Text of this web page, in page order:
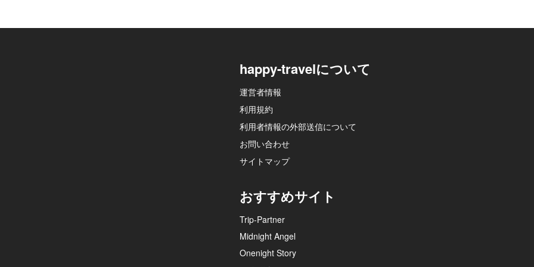
happy-travelについて
運営者情報
利用規約
利用者情報の外部送信について
お問い合わせ
サイトマップ
おすすめサイト
Trip-Partner
Midnight Angel
Onenight Story